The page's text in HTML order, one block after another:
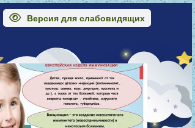
Версия для слабовидящих